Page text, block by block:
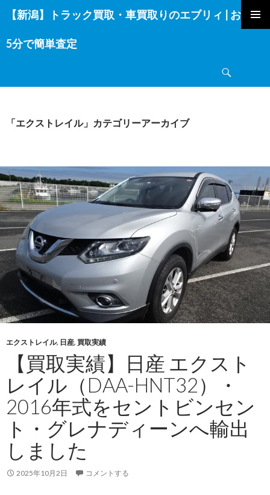
【新潟】トラック買取・車買取りのエブリィ | お電話
5分で簡単査定
ン
テ
へ
ッ「エクストレイル」カテゴリーアーカイブ
エクストレイル, 日産, 買取実績
【買取実績】日産 エクスト
レイル（DAA-HNT32）・
2016年式をセントビンセン
ト・グレナディーンへ輸出
しました
2025年10月2日 コメントする